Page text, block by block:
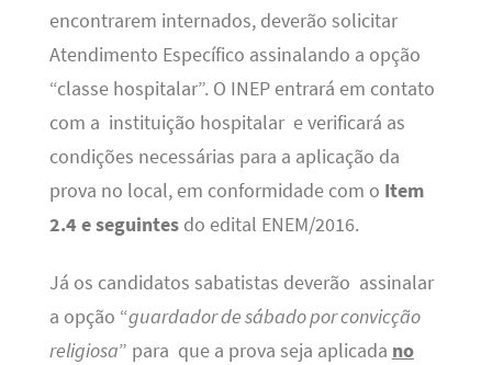
encontrarem internados, deverão solicitar
Atendimento Específico assinalando a opção
“classe hospitalar”. O INEP entrará em contato
com a instituição hospitalar e verificará as
condições necessárias para a aplicação da
prova no local, em conformidade com o Item
2.4 e seguintes do edital ENEM/2016.
Já os candidatos sabatistas deverão assinalar
a opção “guardador de sábado por convicção
religiosa” para que a prova seja aplicada no